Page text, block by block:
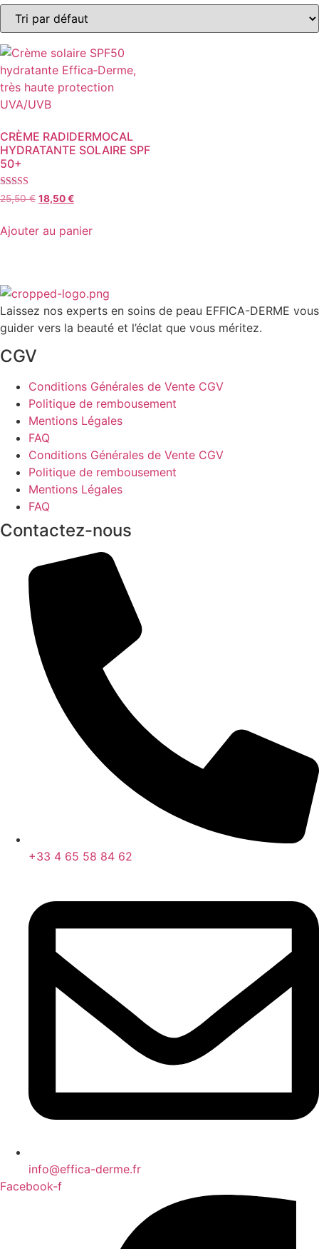
CRÈME RADIDERMOCAL
HYDRATANTE SOLAIRE SPF
50+
Note
4.72
25,50€ Le
initial
était :
18,50€Le
actuel
Ajouter au panier
Laissez nos experts en soins de peau EFFICA-DERME vous
guider vers la beauté et l’éclat que vous méritez.
CGV
Conditions Générales de Vente CGV
Politique de rembousement
Mentions Légales
FAQ
Conditions Générales de Vente CGV
Politique de rembousement
Mentions Légales
FAQ
Contactez-nous
+33 4 65 58 84 62
info@effica-derme.fr
Facebook-f